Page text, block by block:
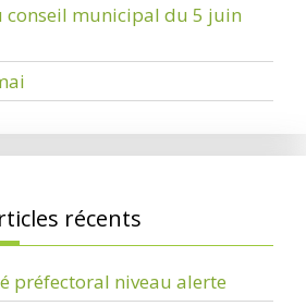
conseil municipal du 5 juin
récents
préfectoral niveau alerte